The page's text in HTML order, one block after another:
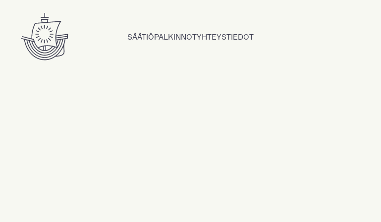
SÄÄTIÖPALKINNOTYHTEYSTIEDOT